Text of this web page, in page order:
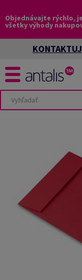
Objednávajte rýchlo,
všetky výhody